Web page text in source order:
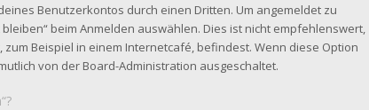
Benutzerkontos durch einen Dritten. Um angemeldet zu
beim Anmelden auswählen. Dies ist nicht empfehlenswert,
Beispiel in einem Internetcafé, befindest. Wenn diese Option
von der Board-Administration ausgeschaltet.